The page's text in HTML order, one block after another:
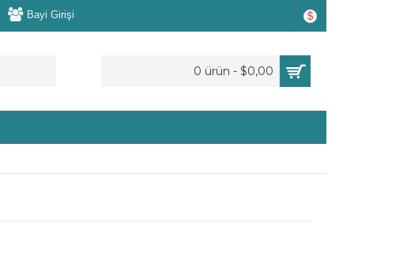
Bayi Girişi $
0 ürün - $0,00